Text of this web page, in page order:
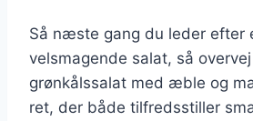
Så næste gang du leder efter
velsmagende salat, så
grønkålssalat med æble og
ret, der både tilfredsstiller